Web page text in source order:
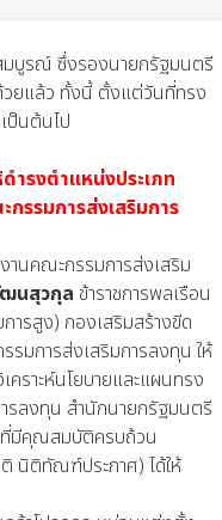
บูรณ์ ซึ่งรองนายกรัฐมนตรี
วยแล้ว ทั้งนี้ ตั้งแต่วันที่ทรง
ป็นต้นไป
ำรงตำแหน่งประเภท
รรมการส่งเสริมการ
คณะกรรมการส่งเสริม
นสุวกุล ข้าราชการพลเรือน
รสูง) กองเสริมสร้างขีด
รมการส่งเสริมการลงทุน ให้
ราะห์นโยบายและแผนทรง
ลงทุน สำนักนายกรัฐมนตรี
มีคุณสมบัติครบถ้วน
นิติทัณฑ์ประภาศ) ได้ให้